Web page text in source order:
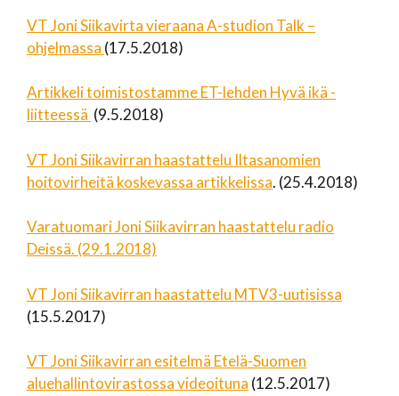
VT Joni Siikavirta vieraana A-studion Talk –
ohjelmassa (17.5.2018)
Artikkeli toimistostamme ET-lehden Hyvä ikä -
liitteessä (9.5.2018)
VT Joni Siikavirran haastattelu Iltasanomien
hoitovirheitä koskevassa artikkelissa. (25.4.2018)
Varatuomari Joni Siikavirran haastattelu radio
Deissä. (29.1.2018)
VT Joni Siikavirran haastattelu MTV3-uutisissa
(15.5.2017)
VT Joni Siikavirran esitelmä Etelä-Suomen
aluehallintovirastossa videoituna (12.5.2017)